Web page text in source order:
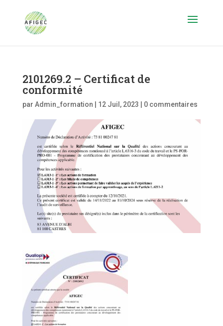
2101269.2 – Certificat de
conformité
par Admin_formation 12 Juil, 2023 0 commentaires